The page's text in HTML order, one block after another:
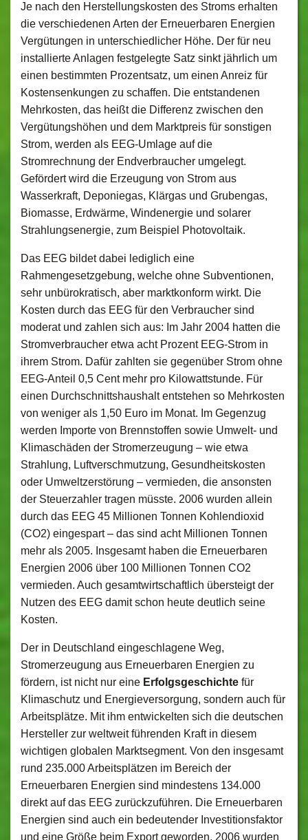
Je nach den Herstellungskosten des Stroms erhalten
die verschiedenen Arten der Erneuerbaren Energien
Vergütungen in unterschiedlicher Höhe. Der für neu
installierte Anlagen festgelegte Satz sinkt jährlich um
einen bestimmten Prozentsatz, um einen Anreiz für
Kostensenkungen zu schaffen. Die entstandenen
Mehrkosten, das heißt die Differenz zwischen den
Vergütungshöhen und dem Marktpreis für sonstigen
Strom, werden als EEG-Umlage auf die
Stromrechnung der Endverbraucher umgelegt.
Gefördert wird die Erzeugung von Strom aus
Wasserkraft, Deponiegas, Klärgas und Grubengas,
Biomasse, Erdwärme, Windenergie und solarer
Strahlungsenergie, zum Beispiel Photovoltaik.
Das EEG bildet dabei lediglich eine
Rahmengesetzgebung, welche ohne Subventionen,
sehr unbürokratisch, aber marktkonform wirkt. Die
Kosten durch das EEG für den Verbraucher sind
moderat und zahlen sich aus: Im Jahr 2004 hatten die
Stromverbraucher etwa acht Prozent EEG-Strom in
ihrem Strom. Dafür zahlten sie gegenüber Strom ohne
EEG-Anteil 0,5 Cent mehr pro Kilowattstunde. Für
einen Durchschnittshaushalt entstehen so Mehrkosten
von weniger als 1,50 Euro im Monat. Im Gegenzug
werden Importe von Brennstoffen sowie Umwelt- und
Klimaschäden der Stromerzeugung – wie etwa
Strahlung, Luftverschmutzung, Gesundheitskosten
oder Umweltzerstörung – vermieden, die ansonsten
der Steuerzahler tragen müsste. 2006 wurden allein
durch das EEG 45 Millionen Tonnen Kohlendioxid
(CO2) eingespart – das sind acht Millionen Tonnen
mehr als 2005. Insgesamt haben die Erneuerbaren
Energien 2006 über 100 Millionen Tonnen CO2
vermieden. Auch gesamtwirtschaftlich übersteigt der
Nutzen des EEG damit schon heute deutlich seine
Kosten.
Der in Deutschland eingeschlagene Weg,
Stromerzeugung aus Erneuerbaren Energien zu
fördern, ist nicht nur eine Erfolgsgeschichte für
Klimaschutz und Energieversorgung, sondern auch für
Arbeitsplätze. Mit ihm entwickelten sich die deutschen
Hersteller zur weltweit führenden Kraft in diesem
wichtigen globalen Marktsegment. Von den insgesamt
rund 235.000 Arbeitsplätzen im Bereich der
Erneuerbaren Energien sind mindestens 134.000
direkt auf das EEG zurückzuführen. Die Erneuerbaren
Energien sind auch ein bedeutender Investitionsfaktor
und eine Größe beim Export geworden. 2006 wurden